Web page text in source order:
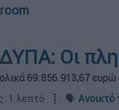
Οι
69.856.913,67 ευρώ
1 λεπτό ┋ 🗣️ Ανοικτό